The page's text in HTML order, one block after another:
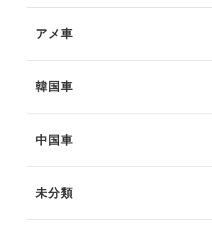
アメ車
韓国車
中国車
未分類